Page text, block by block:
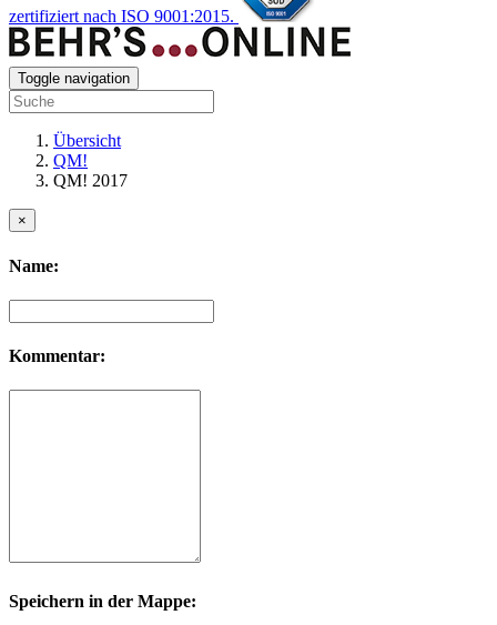
zertifiziert nach ISO 9001:2015.
Toggle navigation
Übersicht
QM!
QM! 2017
×
Name:
Kommentar:
Speichern in der Mappe: